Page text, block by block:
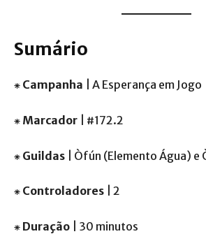
Sumário
⁕ Campanha | A Esperança em Jogo
⁕ Marcador | #172.2
⁕ Guildas | Òfún (Elemento Água) e
⁕ Controladores | 2
⁕ Duração | 30 minutos